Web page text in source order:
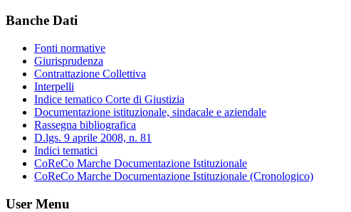
Banche Dati
Fonti normative
Giurisprudenza
Contrattazione Collettiva
Interpelli
Indice tematico Corte di Giustizia
Documentazione istituzionale, sindacale e aziendale
Rassegna bibliografica
D.lgs. 9 aprile 2008, n. 81
Indici tematici
CoReCo Marche Documentazione Istituzionale
CoReCo Marche Documentazione Istituzionale (Cronologico)
User Menu